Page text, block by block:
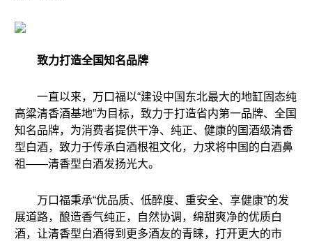
致力打造全国知名品牌
一直以来，万口福以“建设中国东北最大的地缸固态纯
高粱清香酒基地”为目标，致力于打造省内第一品牌、全国
知名品牌，为消费者提供干净、纯正、健康的国酒级清香
型白酒，致力于传承白酒根祖文化，力求将中国的白酒鼻
祖——清香型白酒发扬光大。
万口福秉承“优品质、低醉度、重安全、享健康”的发
展道路，酿造香气纯正，自然协调，绵甜爽净的优质白
酒，让清香型白酒得到更多酒友的青睐，打开更大的市